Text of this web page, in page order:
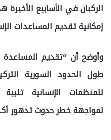
الركبان في الأسابيع
إمكانية تقديم المساعدات
وأوضح أن “تقديم المساعدة
طول الحدود السورية
للمنظمات الإنسانية تلبية
لمواجهة خطر حدوث تدهور